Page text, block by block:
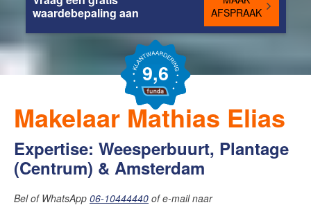
waardebepaling aan
AFSPRAAK
9,6
Makelaar Mathias Elias
Expertise: Weesperbuurt, Plantage
(Centrum) & Amsterdam
Bel of WhatsApp 06-10444440 of e-mail naar